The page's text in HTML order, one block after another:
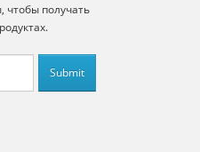
чтобы получать